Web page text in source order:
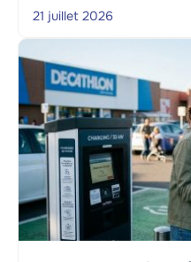
21 juillet 2026